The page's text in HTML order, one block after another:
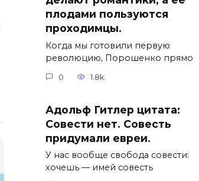
плодами пользуются
проходимцы.
Когда мы готовили первую
революцию, Порошенко прямо
0 1.8k.
Адольф Гитлер цитата:
Совести нет. Совесть
придумали евреи.
У нас вообще свобода совести:
хочешь — имей совесть